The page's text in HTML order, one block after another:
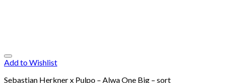
Add to Wishlist
Sebastian Herkner x Pulpo – Alwa One Big – sort